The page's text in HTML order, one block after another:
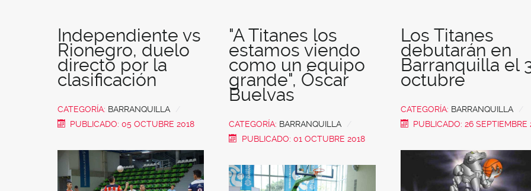
Independiente vs
Rionegro, duelo
directo por la
clasificación
CATEGORÍA: BARRANQUILLA
PUBLICADO: 05 OCTUBRE 2018
"A Titanes los
estamos viendo
como un equipo
grande", Óscar
Buelvas
CATEGORÍA: BARRANQUILLA
PUBLICADO: 01 OCTUBRE 2018
Los Titanes
debutarán en
Barranquilla el
octubre
CATEGORÍA: BARRANQUILLA
PUBLICADO: 26 SEPTIEMBRE